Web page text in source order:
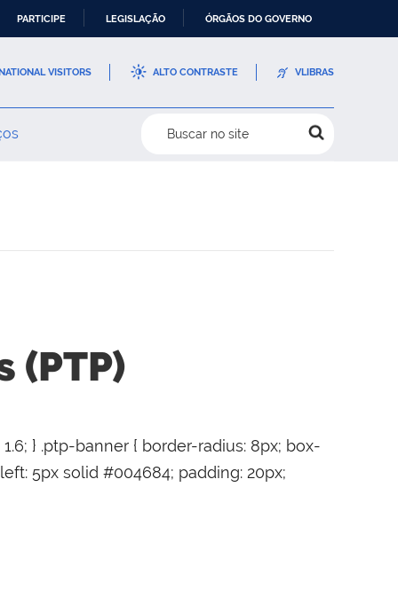
PARTICIPE LEGISLAÇÃO ÓRGÃOS DO GOVERNO
VISITORS ALTO CONTRASTE VLIBRAS
Buscar no site
(PTP)
} .ptp-banner { border-radius: 8px; box-
5px solid #004684; padding: 20px;